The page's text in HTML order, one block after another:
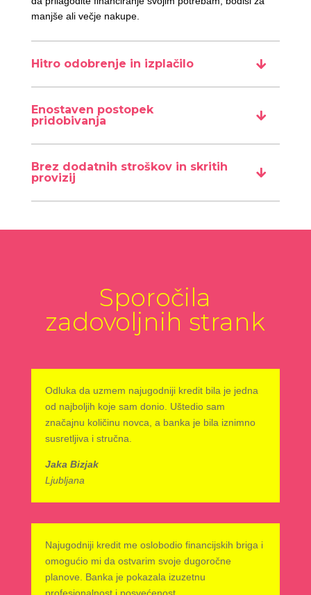
manjše ali večje nakupe.
Hitro odobrenje in izplačilo
Enostaven postopek
pridobivanja
Brez dodatnih stroškov in skritih
provizij
Sporočila
zadovoljnih strank
Odluka da uzmem najugodniji kredit bila je jedna
od najboljih koje sam donio. Uštedio sam
značajnu količinu novca, a banka je bila iznimno
susretljiva i stručna.
Jaka Bizjak
Ljubljana
Najugodniji kredit me oslobodio financijskih briga i
omogućio mi da ostvarim svoje dugoročne
planove. Banka je pokazala izuzetnu